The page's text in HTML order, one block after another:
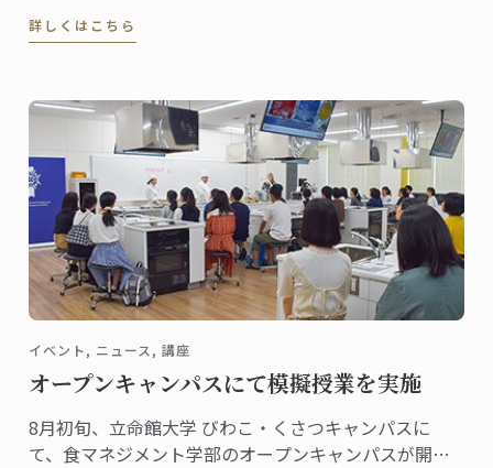
いるSAWAKOさんは東京校で菓子ディプロムを取得し
詳しくはこちら
イベント, ニュース, 講座
オープンキャンパスにて模擬授業を実施
8月初旬、立命館大学 びわこ・くさつキャンパスに
て、食マネジメント学部のオープンキャンパスが開催